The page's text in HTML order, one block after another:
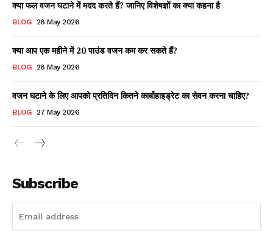
क्या फल वजन घटाने में मदद करते हैं? जानिए विशेषज्ञों का क्या कहना है
BLOG 28 May 2026
क्या आप एक महीने में 20 पाउंड वजन कम कर सकते हैं?
BLOG 28 May 2026
वजन घटाने के लिए आपको प्रतिदिन कितने कार्बोहाइड्रेट का सेवन करना चाहिए?
BLOG 27 May 2026
Subscribe